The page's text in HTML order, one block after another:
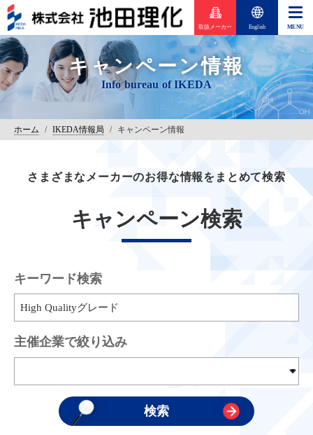
取扱メーカー English
キャンペーン情報
ホーム / IKEDA情報局 / キャンペーン情報
さまざまなメーカーのお得な情報をまとめて検索
キャンペーン検索
キーワード検索
主催企業で絞り込み